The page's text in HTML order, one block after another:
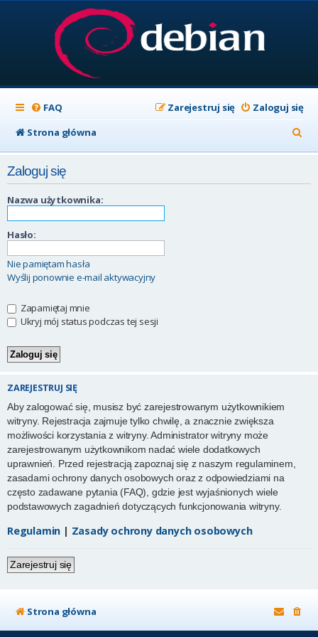
FAQ Zaloguj się
Zarejestruj się
Strona główna
z
Zaloguj się
Nazwa użytkownika:
Hasło:
Nie pamiętam hasła
Wyślij ponownie e-mail aktywacyjny
Zapamiętaj mnie
Ukryj mój status podczas tej sesji
ZAREJESTRUJ SIĘ
Aby zalogować się, musisz być zarejestrowanym użytkownikiem
witryny. Rejestracja zajmuje tylko chwilę, a znacznie zwiększa
możliwości korzystania z witryny. Administrator witryny może
zarejestrowanym użytkownikom nadać wiele dodatkowych
uprawnień. Przed rejestracją zapoznaj się z naszym regulaminem,
zasadami ochrony danych osobowych oraz z odpowiedziami na
często zadawane pytania (FAQ), gdzie jest wyjaśnionych wiele
podstawowych zagadnień dotyczących funkcjonowania witryny.
Regulamin | Zasady ochrony danych osobowych
Zarejestruj się
Strona główna